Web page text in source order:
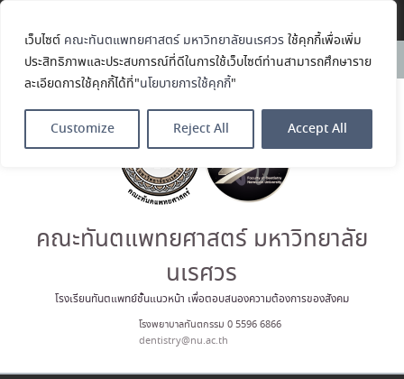
เว็บไซต์ คณะทันตแพทยศาสตร์ มหาวิทยาลัยนเรศวร ใช้คุกกี้เพื่อเพิ่ม
ประสิทธิภาพและประสบการณ์ที่ดีในการใช้เว็บไซต์ท่านสามารถศึกษาราย
ละเอียดการใช้คุกกี้ได้ที่"นโยบายการใช้คุกกี้"
Customize Reject All Accept All
News:
ขอแสดงความยินดีกับ รศ.ทพญ.รัช
วรรณ ตัณศลารักษ์ อาจารย์ประจำ
ภาควิชาทันตกรรมป้องกัน สาขาวิชา
ตำแหน่ง เลขาธิการสมาคม
ทันตแพทย์จัดฟันแห่ง
ประมวลภาพบรรยากาศกิจกรรม
Dent Connect Board Game
Café ครั้งที่ 1 เมื่อวันที่ 4 สิงหาคม
2569 ณ คณะทันแพทยศาสตร์
คณะทันตแพทยศาสตร์
ประชาสัมพันธ์ หลักสูตรทันตแพทย
ศาสตรบัณฑิต และหลักสูตร
ในโครงการ Open House 2026
กิจกรรม NU Explore: เคลียร์ตัว
คณะทันตแพทยศาสตร์ มหาวิทยาลัย
นเรศวร
โรงเรียนทันตแพทย์ชั้นแนวหน้า เพื่อตอบสนองความต้องการของสังคม
โรงพยาบาลทันตกรรม 0 5596 6866
dentistry@nu.ac.th